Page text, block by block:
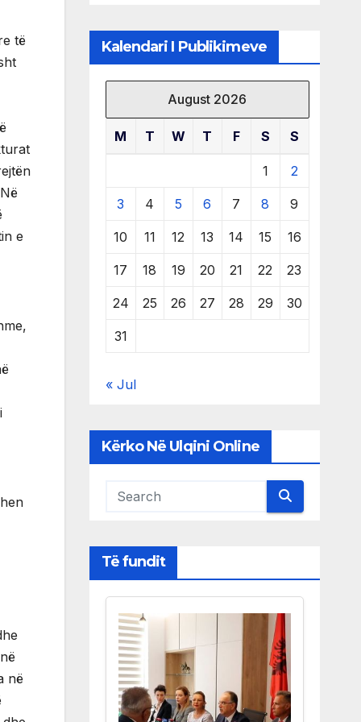
të
e
në
Kalendari I Publikimeve
August 2026
M T W T F S S
1 2
3 4 5 6 7 8 9
10 11 12 13 14 15 16
17 18 19 20 21 22 23
24 25 26 27 28 29 30
31
« Jul
Kërko Në Ulqini Online
Të fundit